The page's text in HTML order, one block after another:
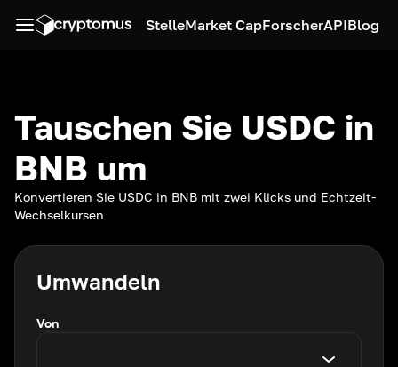
StelleMarket CapForscherAPIBlog
Tauschen Sie USDC in
BNB um
Konvertieren Sie USDC in BNB mit zwei Klicks und Echtzeit-
Wechselkursen
Umwandeln
Von